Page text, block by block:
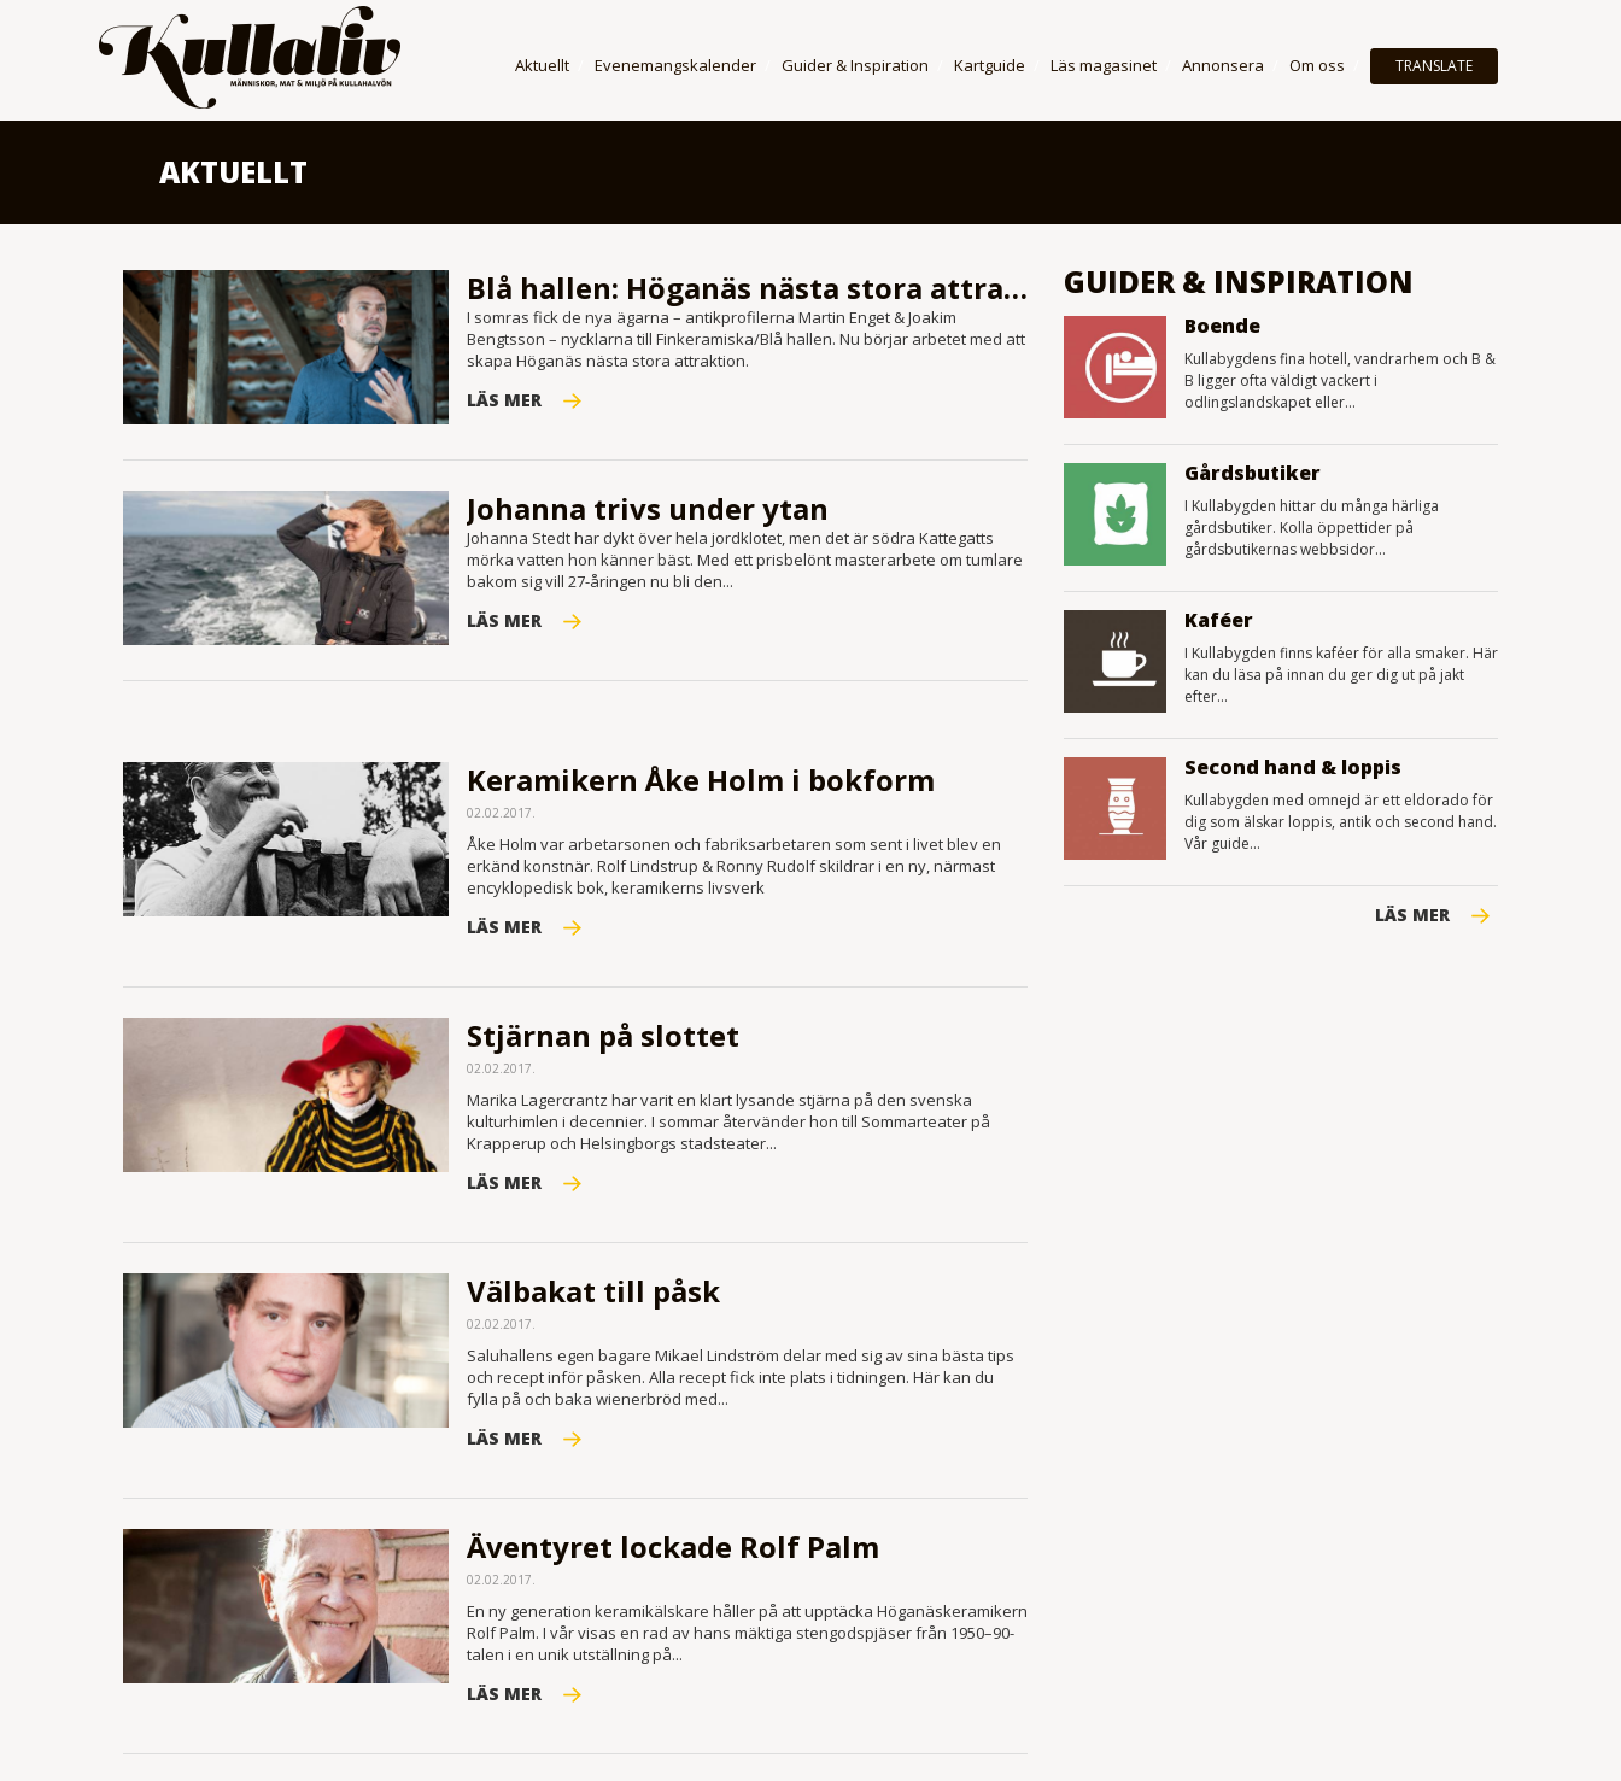
Aktuellt Evenemangskalender Guider & Inspiration Kartguide Läs magasinet Annonsera Om oss TRANSLATE
AKTUELLT
Blå hallen: Höganäs nästa stora attraktion
I somras fick de nya ägarna – antik­profilerna Martin Enget & Joakim
Bengtsson – nycklarna till Fin­keramiska/Blå hallen. Nu börjar arbetet med att
skapa Höganäs nästa stora attraktion.
LÄS MER
Johanna trivs under ytan
Johanna Stedt har dykt över hela jordklotet, men det är södra Kattegatts
mörka vatten hon känner bäst. Med ett prisbelönt master­arbete om tumlare
bakom sig vill 27-åringen nu bli den...
LÄS MER
Keramikern Åke Holm i bokform
02.02.2017.
Åke Holm var arbetarsonen och fabriksarbetaren som sent i livet blev en
erkänd konstnär. Rolf Lindstrup & Ronny Rudolf skildrar i en ny, närmast
encyklopedisk bok, keramikerns livsverk
LÄS MER
Stjärnan på slottet
02.02.2017.
Marika Lagercrantz har varit en klart lysande stjärna på den svenska
kulturhimlen i decennier. I sommar åter­vänder hon till Sommar­teater på
Krapperup och Helsingborgs stads­teater...
LÄS MER
Välbakat till påsk
02.02.2017.
Saluhallens egen bagare Mikael Lindström delar med sig av sina bästa tips
och recept inför påsken. Alla recept fick inte plats i tidningen. Här kan du
fylla på och baka wienerbröd med...
LÄS MER
Äventyret lockade Rolf Palm
02.02.2017.
En ny generation keramikälskare håller på att upptäcka Höganäskeramikern
Rolf Palm. I vår visas en rad av hans mäktiga stengodspjäser från 1950–90-
talen i en unik utställning på...
LÄS MER
GUIDER & INSPIRATION
Boende
Kullabygdens fina hotell, vandrarhem och B &
B ligger ofta väldigt vackert i
odlingslandskapet eller...
Gårdsbutiker
I Kullabygden hittar du många härliga
gårdsbutiker. Kolla öppettider på
gårdsbutikernas webbsidor...
Kaféer
I Kullabygden finns kaféer för alla smaker. Här
kan du läsa på innan du ger dig ut på jakt
efter...
Second hand & loppis
Kullabygden med omnejd är ett eldorado för
dig som älskar loppis, antik och second hand.
Vår guide...
LÄS MER